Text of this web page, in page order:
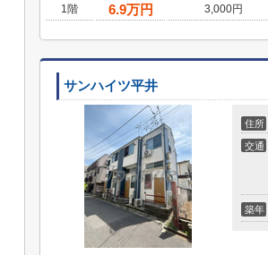
1階
6.9万円 3,000円
サンハイツ平井
住所
交通
築年